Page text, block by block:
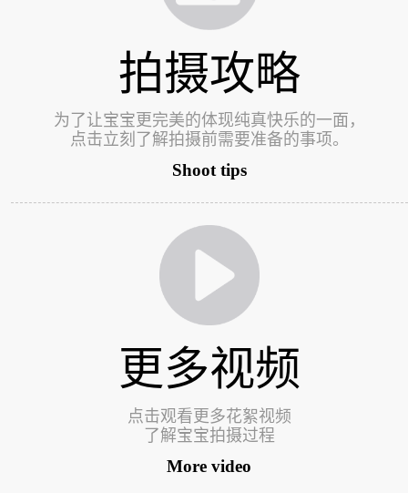
拍摄攻略
为了让宝宝更完美的体现纯真快乐的一面，
点击立刻了解拍摄前需要准备的事项。
Shoot tips
更多视频
点击观看更多花絮视频
了解宝宝拍摄过程
More video